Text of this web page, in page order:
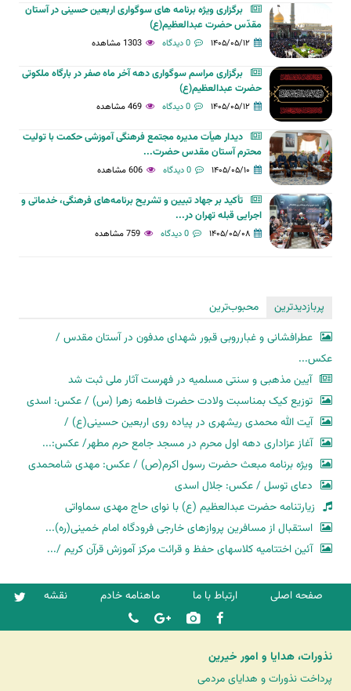
برگزاری ویژه برنامه های سوگواری اربعین حسینی در آستان
مقدّس حضرت عبدالعظیم(ع)
۱۴۰۵/۰۵/۱۲ 0 دیدگاه 1303 مشاهده
برگزاری مراسم سوگواری دهه آخر ماه صفر در بارگاه ملکوتی
حضرت عبدالعظیم(ع)
۱۴۰۵/۰۵/۱۲ 0 دیدگاه 469 مشاهده
دیدار هیأت مدیره مجتمع فرهنگی آموزشی حکمت با تولیت
محترم آستان مقدس حضرت...
۱۴۰۵/۰۵/۱۰ 0 دیدگاه 606 مشاهده
تأکید بر جهاد تبیین و تشریح برنامه‌های فرهنگی، خدماتی و
اجرایی قبله تهران در...
۱۴۰۵/۰۵/۰۸ 0 دیدگاه 759 مشاهده
پربازدیدترین
محبوب‌ترین
عطرافشانی و غبارروبی قبور شهدای مدفون در آستان مقدس /
عکس...
آیین مذهبی و سنتی مسلمیه در فهرست آثار ملی ثبت شد
توزیع کیک بمناسبت ولادت حضرت فاطمه زهرا (س) / عکس: اسدی
آیت الله محمدی ریشهری در پیاده روی اربعین حسینی(ع) /
آغاز عزاداری دهه اول محرم در مسجد جامع حرم مطهر/ عکس:...
ویژه برنامه مبعث حضرت رسول اکرم(ص) / عکس: مهدی شامحمدی
دعای توسل / عکس: جلال اسدی
زیارتنامه حضرت عبدالعظیم (ع) با نوای حاج مهدی سماواتی
استقبال از مسافرین پروازهای خارجی فرودگاه امام خمینی(ره)...
آئین اختتامیه کلاسهای حفظ و قرائت مرکز آموزش قرآن کریم /...
صفحه اصلی ارتباط با ما ماهنامه خادم نقشه
نذورات، هدایا و امور خیرین
پرداخت نذورات و هدایای مردمی